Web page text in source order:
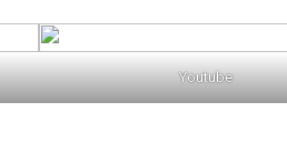
Youtube